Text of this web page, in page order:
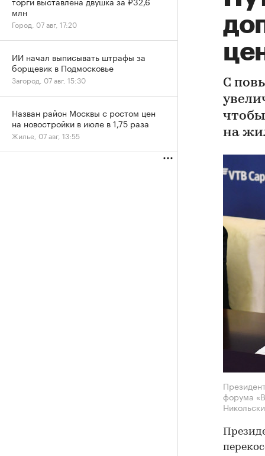
С
чтобы
на
форума
млн
Город, 07 авг, 17:20
ИИ начал выписывать штрафы за
борщевик в Подмосковье
Загород, 07 авг, 15:30
Назван район Москвы с ростом цен
на новостройки в июле в 1,75 раза
Жилье, 07 авг, 13:55